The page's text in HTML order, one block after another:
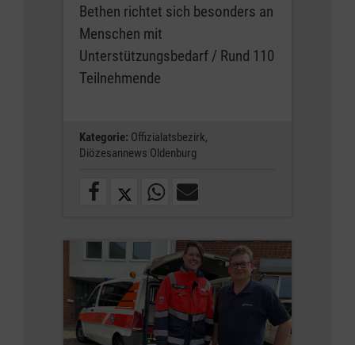
Bethen richtet sich besonders an
Menschen mit
Unterstützungsbedarf / Rund 110
Teilnehmende
Kategorie: Offizialatsbezirk,
Diözesannews Oldenburg